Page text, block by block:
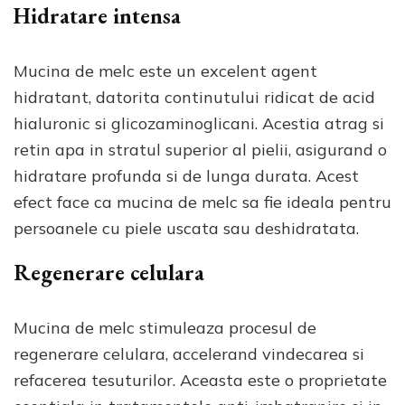
Hidratare intensa
Mucina de melc este un excelent agent
hidratant, datorita continutului ridicat de acid
hialuronic si glicozaminoglicani. Acestia atrag si
retin apa in stratul superior al pielii, asigurand o
hidratare profunda si de lunga durata. Acest
efect face ca mucina de melc sa fie ideala pentru
persoanele cu piele uscata sau deshidratata.
Regenerare celulara
Mucina de melc stimuleaza procesul de
regenerare celulara, accelerand vindecarea si
refacerea tesuturilor. Aceasta este o proprietate